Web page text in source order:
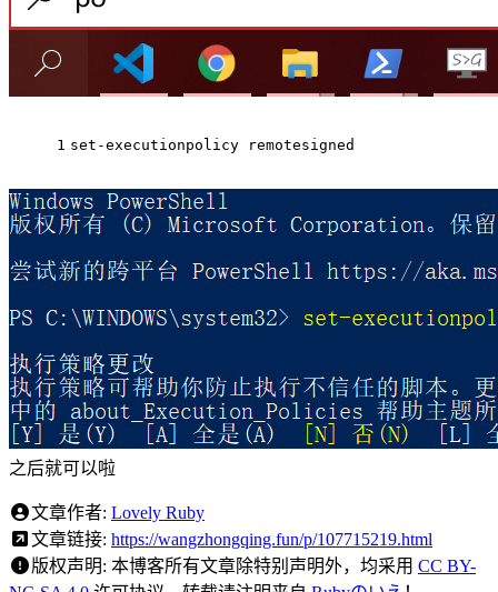
1 set-executionpolicy remotesigned
之后就可以啦
文章作者: Lovely Ruby
文章链接: https://wangzhongqing.fun/p/107715219.html
版权声明: 本博客所有文章除特别声明外，均采用 CC BY-